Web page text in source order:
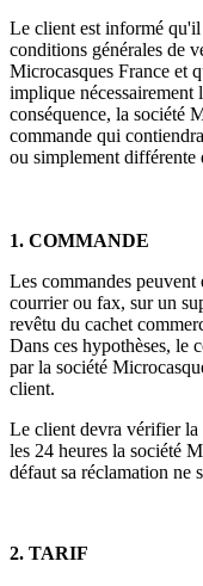
Le client est informé qu'il
conditions générales de
Microcasques France et
implique nécessairement
conséquence, la société
commande qui
ou simplement différente
1. COMMANDE
Les commandes peuvent
courrier ou fax, sur un
revêtu du cachet
Dans ces hypothèses, le
par la société
client.
Le client devra vérifier la
les 24 heures la société
défaut sa réclamation ne
2. TARIF